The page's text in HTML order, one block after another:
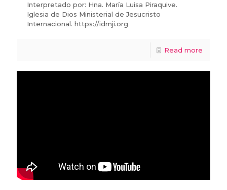
Interpretado por: Hna. María Luisa Piraquive.
Iglesia de Dios Ministerial de Jesucristo
Internacional. https://idmji.org
Read more